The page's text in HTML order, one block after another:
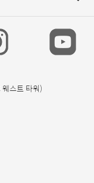
스트 타워)